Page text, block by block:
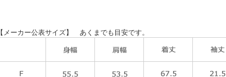
【メーカー公表サイズ】 あくまでも目安です。